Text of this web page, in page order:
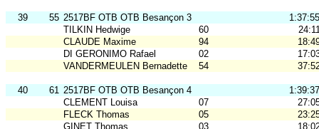
39 55 2517BF OTB OTB Besançon 3
1:37:55
TILKIN Hedwige
60
CLAUDE Maxime
94
DI GERONIMO Rafael
02
VANDERMEULEN Bernadette
54
40 61 2517BF OTB OTB Besançon 4
1:39:37
CLEMENT Louisa
07
FLECK Thomas
05
GINET Thomas
03